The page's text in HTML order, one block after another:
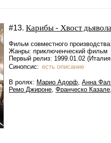
#13. Карибы - Хвост
Фильм совместного
Жанры: приключенческий фильм
Первый релиз: 1999.01.02
Синопсис: есть описание
В ролях: Марио Адорф, Анна
Ремо Джироне, Франческо Казале